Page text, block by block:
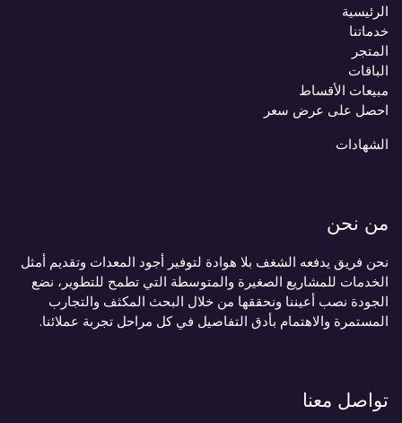
الرئيسية
خدماتنا
المتجر
الباقات
مبيعات الأقساط
احصل على عرض سعر
الشهادات
من نحن
نحن فريق يدفعه الشغف بلا هوادة لتوفير أجود المعدات وتقديم أمثل
الخدمات للمشاريع الصغيرة والمتوسطة التي تطمح للتطوير، نضع
الجودة نصب أعيننا ونحققها من خلال البحث المكثف والتجارب
المستمرة والاهتمام بأدق التفاصيل في كل مراحل تجربة عملائنا.
تواصل معنا